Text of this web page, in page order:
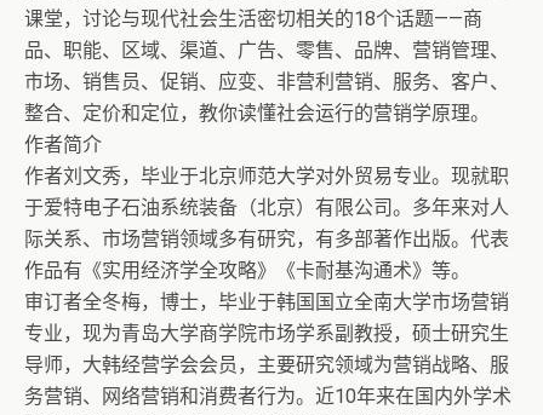
课堂，讨论与现代社会生活密切相关的18个话题——商
品、职能、区域、渠道、广告、零售、品牌、营销管理、
市场、销售员、促销、应变、非营利营销、服务、客户、
整合、定价和定位，教你读懂社会运行的营销学原理。
作者简介
作者刘文秀，毕业于北京师范大学对外贸易专业。现就职
于爱特电子石油系统装备（北京）有限公司。多年来对人
际关系、市场营销领域多有研究，有多部著作出版。代表
作品有《实用经济学全攻略》《卡耐基沟通术》等。
审订者全冬梅，博士，毕业于韩国国立全南大学市场营销
专业，现为青岛大学商学院市场学系副教授，硕士研究生
导师，大韩经营学会会员，主要研究领域为营销战略、服
务营销、网络营销和消费者行为。近10年来在国内外学术